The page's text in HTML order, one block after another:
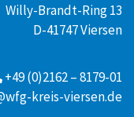
Willy-Brandt-Ring 13
D-41747 Viersen
+49 (0)2162 – 8179-01
kreis-viersen.de